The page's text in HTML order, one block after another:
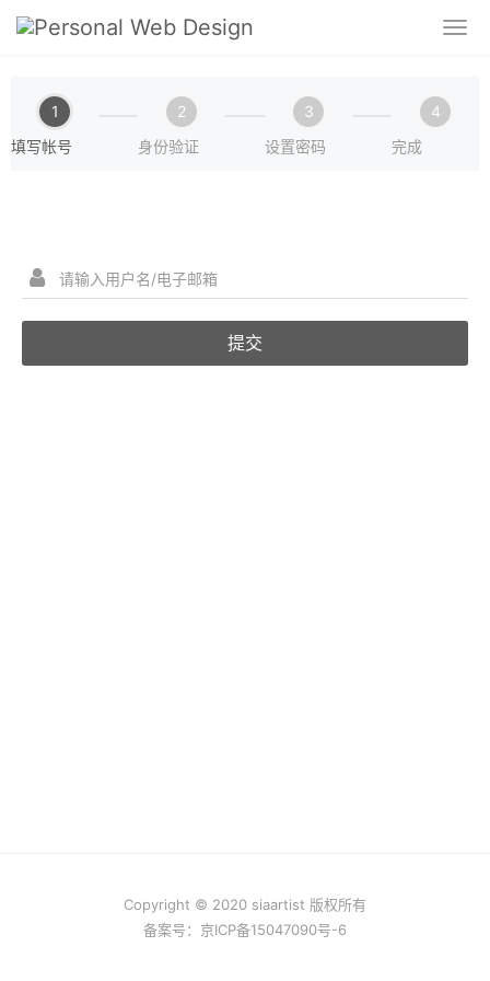
1
填写帐号
2
身份验证
3
设置密码
4
完成
Copyright © 2020 siaartist 版权所有
备案号： 京ICP备15047090号-6